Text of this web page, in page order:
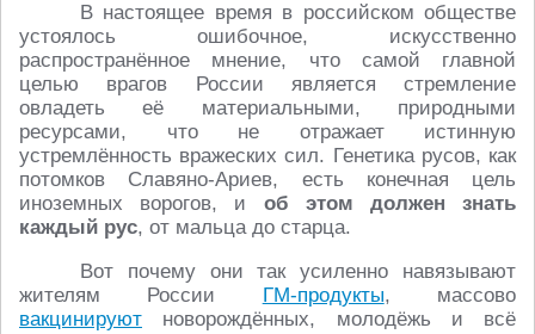
В настоящее время в российском обществе
устоялось ошибочное, искусственно
распространённое мнение, что самой главной
целью врагов России является стремление
овладеть её материальными, природными
ресурсами, что не отражает истинную
устремлённость вражеских сил. Генетика русов, как
потомков Славяно-Ариев, есть конечная цель
иноземных ворогов, и об этом должен знать
каждый рус, от мальца до старца.
Вот почему они так усиленно навязывают
жителям России ГМ-продукты, массово
вакцинируют новорождённых, молодёжь и всё